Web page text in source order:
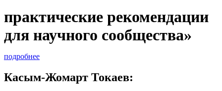
практические рекомендации
для научного сообщества»
подробнее
Касым-Жомарт Токаев: